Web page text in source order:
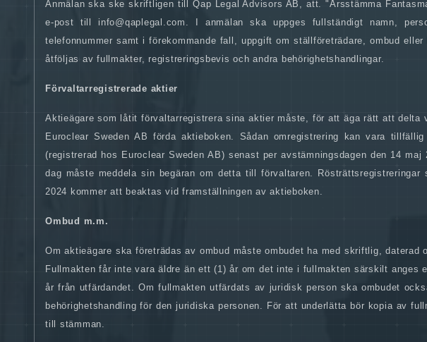
Anmälan ska ske skriftligen till Qap Legal Advisors AB, att. "Årsstämma
e-post till info@qaplegal.com. I anmälan ska uppges fullständigt namn,
telefonnummer samt i förekommande fall, uppgift om ställföreträdare, ombud
åtföljas av fullmakter, registreringsbevis och andra behörighetshandlingar.
Förvaltarregistrerade aktier
Aktieägare som låtit förvaltarregistrera sina aktier måste, för att äga rätt att delta
Euroclear Sweden AB förda aktieboken. Sådan omregistrering kan vara
(registrerad hos Euroclear Sweden AB) senast per avstämningsdagen den 14
dag måste meddela sin begäran om detta till förvaltaren.
2024 kommer att beaktas vid framställningen av aktieboken.
Ombud m.m.
Om aktieägare ska företrädas av ombud måste ombudet ha med skriftlig, daterad
Fullmakten får inte vara äldre än ett (1) år om det inte i fullmakten särskilt anges
år från utfärdandet. Om fullmakten utfärdats av juridisk person ska ombudet
behörighetshandling för den juridiska personen. För att underlätta bör kopia av
till stämman.